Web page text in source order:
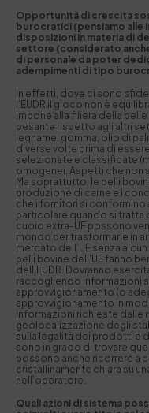
Opportunità di crescita
burocratici (pensiamo alle
disposizioni in materia di
settore (considerato
di personale da poter
adempimenti di tipo
In effetti, dove ci sono
l’EUDR il gioco non è
impone alla filiera della
pesante rispetto agli altri
legname, gomma, olio di
diverse volte prima di
selezionate e classificate
omogenei. Aspetti che non
Ma soprattutto, le pelli
produzione di carne e i
che i fornitori si conformino
particolare quando si tratta
cuoio extra-UE possono
mondo per trasformarle in
mercato dell’UE senza
pelli bovine dell’UE fanno
dell’EUDR. Dovranno
raccogliendo informazioni
approvvigionamento (o
approvvigionamento in
informazioni richieste dalle
geolocalizzazione degli
sulla legalità dei prodotti e
sono in grado di trovare
possono anche ricorrere a
cristallinamente chiara su
nell’operatore.
Quali azioni di sistema